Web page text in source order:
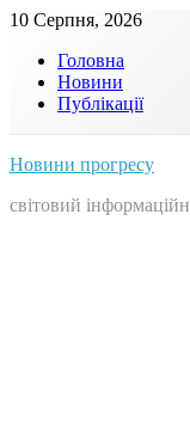
Skip
content
10 Серпня, 2026
Головна
Новини
Публікації
Новини прогресу
світовий